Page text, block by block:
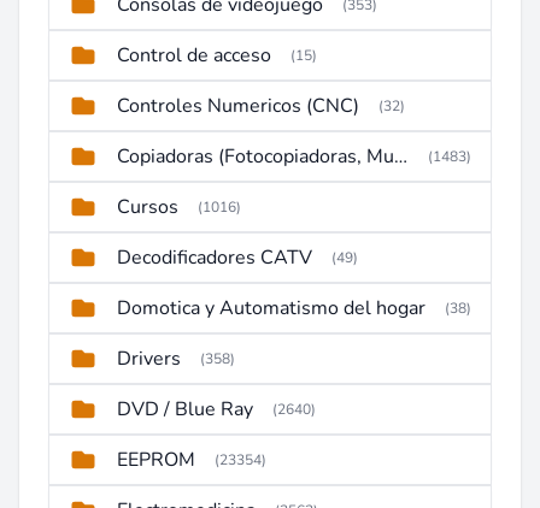
(353)
Control de acceso (15)
Controles Numericos (CNC) (32)
Copiadoras (Fotocopiadoras, Multifunctions, Ploter, etc) (1483)
Cursos (1016)
Decodificadores CATV (49)
Domotica y Automatismo del hogar (38)
Drivers (358)
DVD / Blue Ray (2640)
EEPROM (23354)